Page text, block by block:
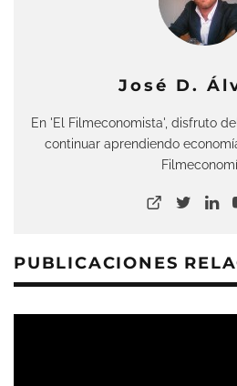
José D.
En 'El Filmeconomista', disfruto
continuar aprendiendo
PUBLICACIONES